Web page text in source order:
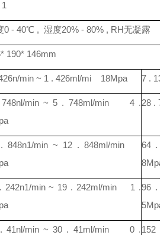
0 - 40℃ , 湿度20% - 80% , RH无凝露
190* 146mm
min ~ 1 . 426ml/mi 18Mpa 7 .
748nl/min ~ 5 . 748ml/min 4 .28 .
848n1/min ~ 12 . 848ml/min 64 .
8Mpa
242n1/min ~ 19 . 242ml/min 1 .96 .
5Mpa
41nl/min ~ 30 . 41ml/min 0 .152 .